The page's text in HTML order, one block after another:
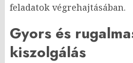
feladatok végrehajtásában.
Gyors és
kiszolgálás